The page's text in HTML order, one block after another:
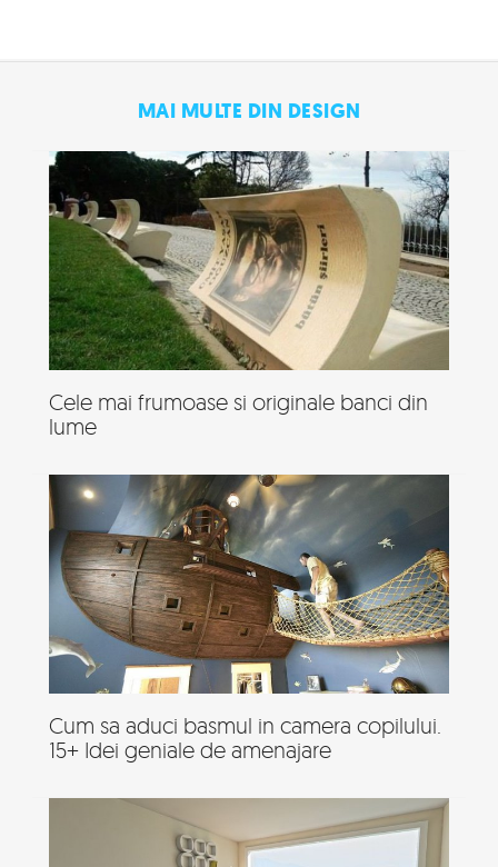
MAI MULTE DIN DESIGN
Cele mai frumoase si originale banci din
lume
Cum sa aduci basmul in camera copilului.
15+ Idei geniale de amenajare